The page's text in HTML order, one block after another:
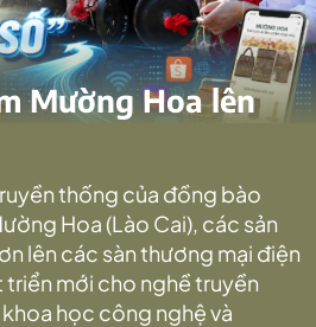
Mường Hoa lên
thống của đồng bào
Hoa (Lào Cai), các sản
lên các sàn thương mại điện
mới cho nghề truyền
học công nghệ và